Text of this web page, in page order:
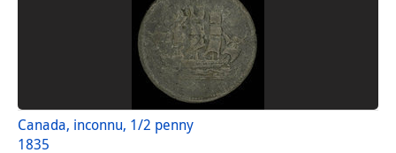
Canada, inconnu, 1/2 penny
1835